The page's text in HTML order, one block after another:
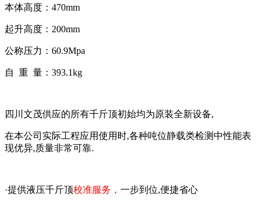
本体高度：470mm
起升高度：200mm
公称压力：60.9Mpa
自 重 量：393.1kg
四川文茂供应的所有千斤顶初始均为原装全新设备,
在本公司实际工程应用使用时,各种吨位静载类检测中性能表
现优异,质量非常可靠.
·提供液压千斤顶校准服务， 一步到位,便捷省心